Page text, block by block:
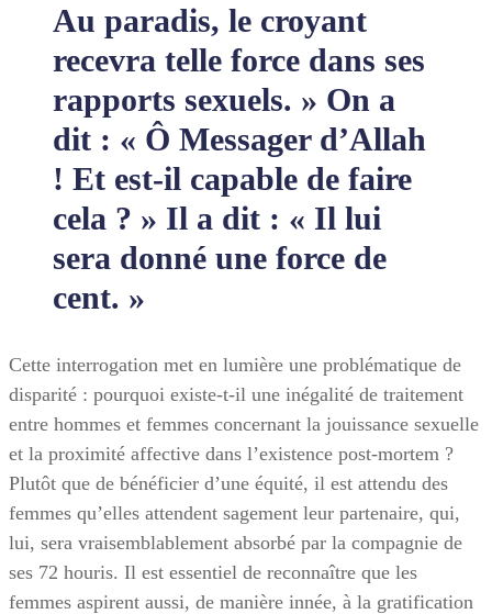
Au paradis, le croyant
recevra telle force dans ses
rapports sexuels. » On a
dit : « Ô Messager d’Allah
! Et est-il capable de faire
cela ? » Il a dit : « Il lui
sera donné une force de
cent. »
Cette interrogation met en lumière une problématique de
disparité : pourquoi existe-t-il une inégalité de traitement
entre hommes et femmes concernant la jouissance sexuelle
et la proximité affective dans l’existence post-mortem ?
Plutôt que de bénéficier d’une équité, il est attendu des
femmes qu’elles attendent sagement leur partenaire, qui,
lui, sera vraisemblablement absorbé par la compagnie de
ses 72 houris. Il est essentiel de reconnaître que les
femmes aspirent aussi, de manière innée, à la gratification